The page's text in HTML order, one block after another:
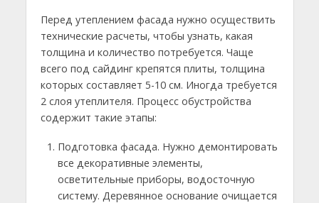
Перед утеплением фасада нужно осуществить
технические расчеты, чтобы узнать, какая
толщина и количество потребуется. Чаще
всего под сайдинг крепятся плиты, толщина
которых составляет 5-10 см. Иногда требуется
2 слоя утеплителя. Процесс обустройства
содержит такие этапы:
Подготовка фасада. Нужно демонтировать
все декоративные элементы,
осветительные приборы, водосточную
систему. Деревянное основание очищается